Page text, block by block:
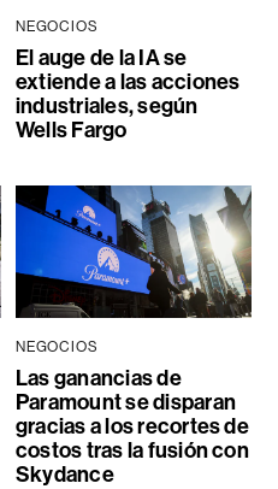
NEGOCIOS
El auge de la IA se
extiende a las acciones
industriales, según
Wells Fargo
NEGOCIOS
Las ganancias de
Paramount se disparan
gracias a los recortes de
costos tras la fusión con
Skydance